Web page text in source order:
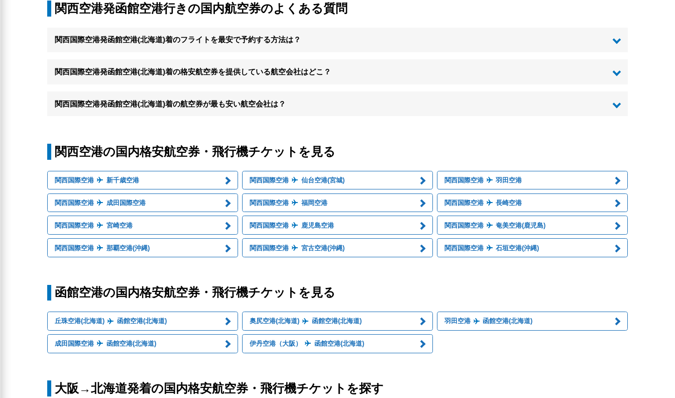
関西空港発函館空港行きの国内航空券のよくある質問
関西国際空港発函館空港(北海道)着のフライトを最安で予約する方法は？
関西国際空港発函館空港(北海道)着の格安航空券を提供している航空会社はどこ？
関西国際空港発函館空港(北海道)着の航空券が最も安い航空会社は？
関西空港の国内格安航空券・飛行機チケットを見る
関西国際空港 新千歳空港 関西国際空港 仙台空港(宮城) 関西国際空港 羽田空港
関西国際空港 成田国際空港 関西国際空港 福岡空港 関西国際空港 長崎空港
関西国際空港 宮崎空港 関西国際空港 鹿児島空港 関西国際空港 奄美空港(鹿児島)
関西国際空港 那覇空港(沖縄) 関西国際空港 宮古空港(沖縄) 関西国際空港 石垣空港(沖縄)
函館空港の国内格安航空券・飛行機チケットを見る
丘珠空港(北海道) 函館空港(北海道) 奥尻空港(北海道) 函館空港(北海道) 羽田空港 函館空港(北海道)
成田国際空港 函館空港(北海道) 伊丹空港（大阪） 函館空港(北海道)
大阪→北海道発着の国内格安航空券・飛行機チケットを探す